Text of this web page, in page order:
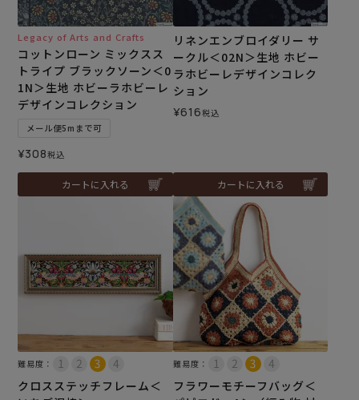
Legacy of Arts and Crafts
コットンローン ミックスス
トライプ ブラックソーン＜0
1N＞生地 ホビーラホビーレ
デザインコレクション
メール便5mまで可
¥308税込
カートに入れる
リネンエンブロイダリー サ
ークル＜02N＞生地 ホビー
ラホビーレデザインコレク
ション
¥616税込
カートに入れる
難易度：
クロスステッチフレーム＜
難易度：
フラワーモチーフバッグ＜